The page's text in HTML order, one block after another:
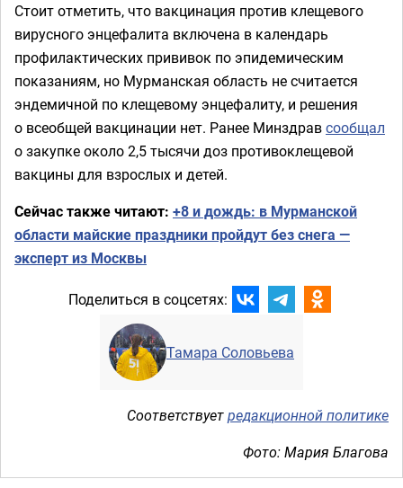
Стоит отметить, что вакцинация против клещевого
вирусного энцефалита включена в календарь
профилактических прививок по эпидемическим
показаниям, но Мурманская область не считается
эндемичной по клещевому энцефалиту, и решения
о всеобщей вакцинации нет. Ранее Минздравсообщал
о закупке около 2,5 тысячи доз противоклещевой
вакцины для взрослых и детей.
Сейчас также читают: +8 и дождь: в Мурманской
области майские праздники пройдут без снега —
эксперт из Москвы
Поделиться в соцсетях:
Тамара Соловьева
Соответствуетредакционной политике
Фото: Мария Благова